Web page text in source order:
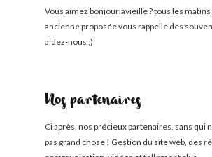
Vous aimez bonjourlavieille ? tous les
ancienne proposée vous rappelle des
aidez-nous ;)
Nos partenaires
Ci après, nos précieux partenaires, sans qui
pas grand chose ! Gestion du site web, des